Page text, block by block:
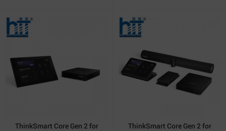
ThinkSmart Core Gen 2 for
ThinkSmart Core Gen 2 for